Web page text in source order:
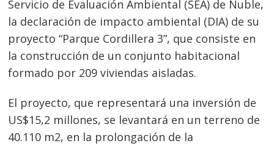
Servicio de Evaluación Ambiental (SEA) de Ñuble,
la declaración de impacto ambiental (DIA) de su
proyecto “Parque Cordillera 3”, que consiste en
la construcción de un conjunto habitacional
formado por 209 viviendas aisladas.
El proyecto, que representará una inversión de
US$15,2 millones, se levantará en un terreno de
40.110 m2, en la prolongación de la